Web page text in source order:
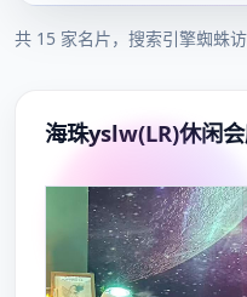
个苏州qm验证lf是会员
spa会所00时间是0分 服
口,SW,TQ,MY,ZF,高跟
1398贵吗DL,就这些
过夜 过夜是1200 服务